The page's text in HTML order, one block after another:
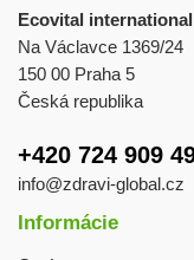
Ecovital
Na Václavce 1369/24
150 00 Praha 5
Česká republika
+420 724 909
info@zdravi-global.cz
Informácie